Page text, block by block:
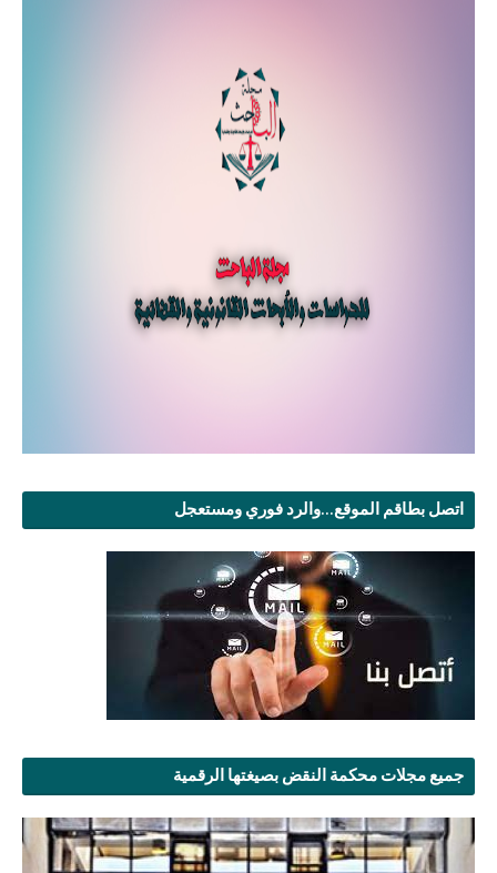
اتصل بطاقم الموقع...والرد فوري ومستعجل
جميع مجلات محكمة النقض بصيغتها الرقمية